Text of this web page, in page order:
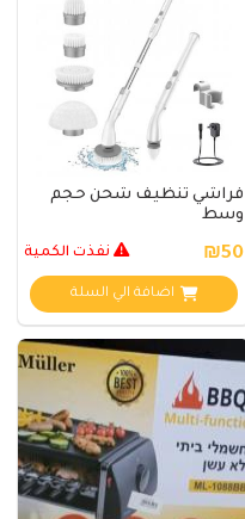
فراشي تنظيف شحن حجم
وسط
₪50 نفذت الكمية
اضافة الي السلة